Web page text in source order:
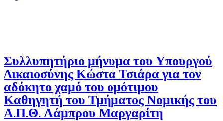
Συλλυπητήριο μήνυμα του Υπουργού
Δικαιοσύνης Κώστα Τσιάρα για τον
αδόκητο χαμό του ομότιμου
Καθηγητή του Τμήματος Νομικής του
Α.Π.Θ. Λάμπρου Μαργαρίτη